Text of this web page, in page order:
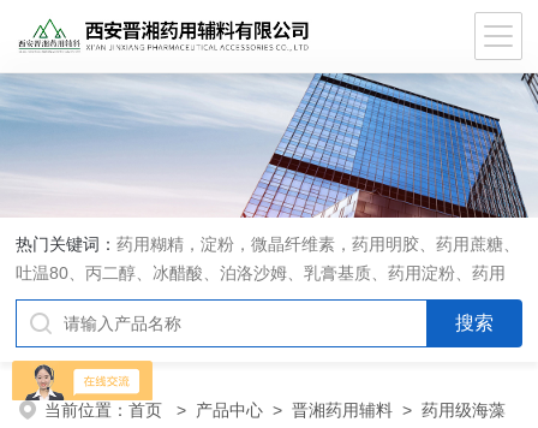
热门关键词：药用糊精，淀粉，微晶纤维素，药用明胶、药用蔗糖、
吐温80、丙二醇、冰醋酸、泊洛沙姆、乳膏基质、药用淀粉、药用
糊精、硬脂酸镁、聚丙烯酸树脂系列、羧甲基淀粉钠、羧甲基纤维素
钠、可溶性淀粉、甘露醇、羟丙纤维素、羟丙基甲基纤维素、乳糖、
交联聚维酮、交联羧甲基纤维素钠、聚乙二醇（PEG）系列、二氧化
硅、聚乙烯吡咯烷酮、十八醇、十六醇、预交化淀粉、微晶纤维素、
甲基纤维素、乙基纤维素，三氯蔗糖，麝香草酚，药用蜂蜜，
当前位置：首页 > 产品中心 >晋湘药用辅料 >药用级海藻